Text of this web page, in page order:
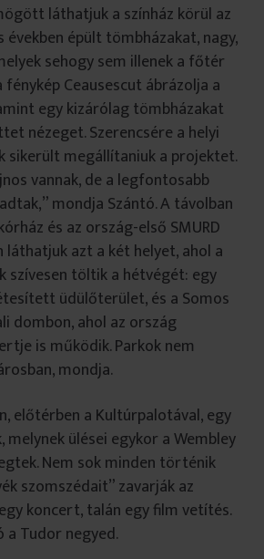
láthatjuk a színház körül az
években épült tömbházakat, nagy,
sehogy sem illenek a főtér
fénykép Ceausescut ábrázolja a
egy kizárólag tömbházakat
nézeget. Szerencsére a helyi
sikerült megállítaniuk a projektet.
vannak, de a legfontosabb
mondja Szántó. A távolban
és az ország-első SMURD
láthatjuk azt a két helyet, ahol a
szívesen töltik a hétvégét: egy
üdülőterület, és a Somos
dombon, ahol az ország
is működik. Parkok nem
mondja.
előtérben a Kultúrpalotával, egy
melynek ülései egykor a Wembley
Nem sok minden történik
szomszédait” zavarják az
koncert, talán egy film vetítés.
Tudor negyed.